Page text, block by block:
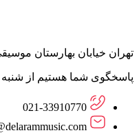
تهران خیابان بهارستان موسیقی
پاسخگوی شما هستیم از شنبه تا
021-33910770